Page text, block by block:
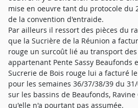
mise en oeuvre tant du protocole du
de la convention d'entraide.
Par ailleurs il ressort des pièces du
que la Sucrière de la Réunion a
rouge un surcoût lié au transport
appartenant Pente Sassy Beaufonds
Sucrerie de Bois rouge lui a facturé
pour les semaines 36/37/38/39 du
sur les bassins de Beaufonds,
qu'elle n'a pourtant pas assumée.